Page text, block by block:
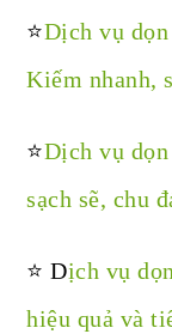
⭐️Dịch vụ
Kiếm nhanh,
⭐️Dịch vụ
sạch sẽ, chu
⭐️ Dịch vụ
hiệu quả và